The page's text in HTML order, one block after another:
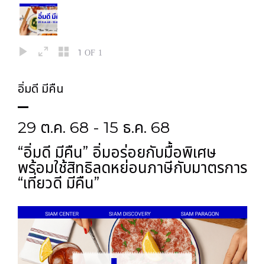
1 OF 1
อิ่มดี มีคืน
29 ต.ค. 68 - 15 ธ.ค. 68
“อิ่มดี มีคืน” อิ่มอร่อยกับมื้อพิเศษ
พร้อมใช้สิทธิลดหย่อนภาษีกับมาตรการ
“เที่ยวดี มีคืน”